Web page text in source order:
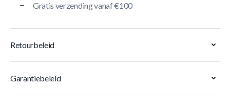
Gratis verzending vanaf €100
Retourbeleid
Garantiebeleid